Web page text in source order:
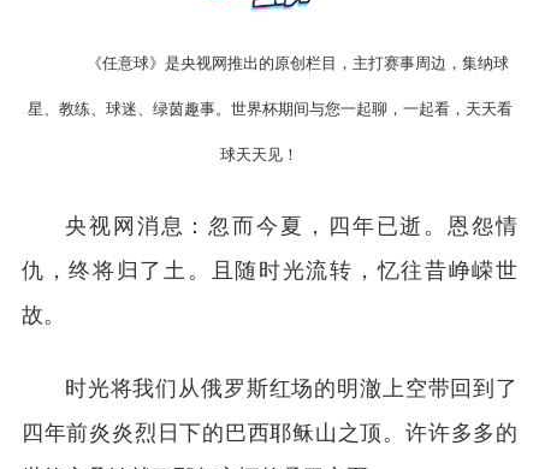
《任意球》是央视网推出的原创栏目，主打赛事周边，集纳球
星、教练、球迷、绿茵趣事。世界杯期间与您一起聊，一起看，天天看
球天天见！
央视网消息：忽而今夏，四年已逝。恩怨情
仇，终将归了土。且随时光流转，忆往昔峥嵘世
故。
时光将我们从俄罗斯红场的明澈上空带回到了
四年前炎炎烈日下的巴西耶稣山之顶。许许多多的